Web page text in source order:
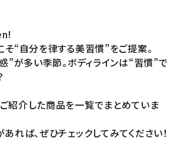
そ“自分を律する美習慣”をご提案。
”が多い季節。ボディラインは“習慣”で
紹介した商品を一覧でまとめていま
れば、ぜひチェックしてみてください！